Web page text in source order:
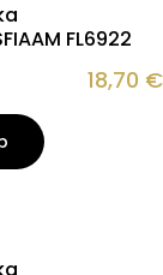
FL6922
18,70 €